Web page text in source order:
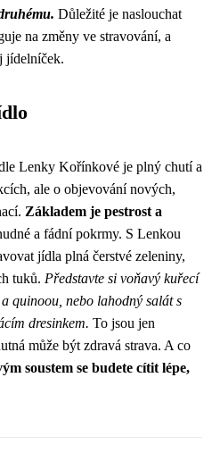
Důležité je naslouchat
na změny ve stravování, a
jídelníček.
Lenky Kořínkové je plný chutí a
ale o objevování nových,
Základem je pestrost a
a fádní pokrmy. S Lenkou
jídla plná čerstvé zeleniny,
tuků. Představte si voňavý kuřecí
quinoou, nebo lahodný salát s
dresinkem. To jsou jen
může být zdravá strava. A co
soustem se budete cítit lépe,